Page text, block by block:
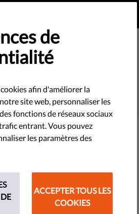
de
afin d'améliorer la
site web, personnaliser les
fonctions de réseaux sociaux
entrant. Vous pouvez
les paramètres des
ACCEPTER TOUS LES
COOKIES